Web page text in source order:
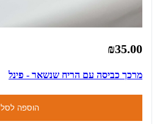
₪35.00
מרכך כביסה עם הריח שנשאר - פינל
הוספה לסל